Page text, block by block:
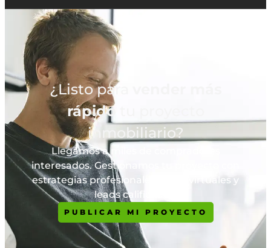
¿Listo para
rápido
inmobiliario?
Llegamos a miles de compradores
interesados. Gestionamos tu proyecto con
estrategias profesionales, tours virtuales y
leads calificados.
PUBLICAR MI PROYECTO